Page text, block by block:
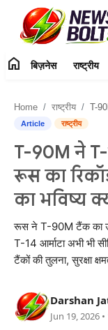
Home
बिज़नेस
राष्ट्रीय
टेक अपडेट
खेल
हमारे बारे में
संपर्क करें
home बिज़नेस राष्ट्रीय
Home राष्ट्रीय T-90M ने
Article राष्ट्रीय
T-90M ने T-
रूस का
का भविष्य
रूस ने T-90M टैंक का
T-14 आर्माटा अभी भी
टैंकों की तुलना, सुरक्षा
Darshan
Jun 19, 2026